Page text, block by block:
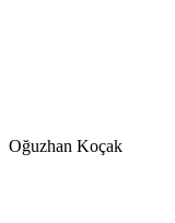
Oğuzhan Koçak